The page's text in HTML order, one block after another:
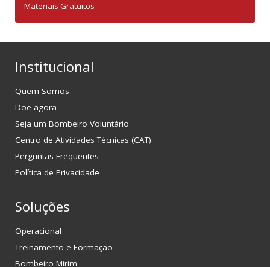
Materiais Gratuitos
Institucional
Quem Somos
Doe agora
Seja um Bombeiro Voluntário
Centro de Atividades Técnicas (CAT)
Perguntas Frequentes
Política de Privacidade
Soluções
Operacional
Treinamento e Formação
Bombeiro Mirim